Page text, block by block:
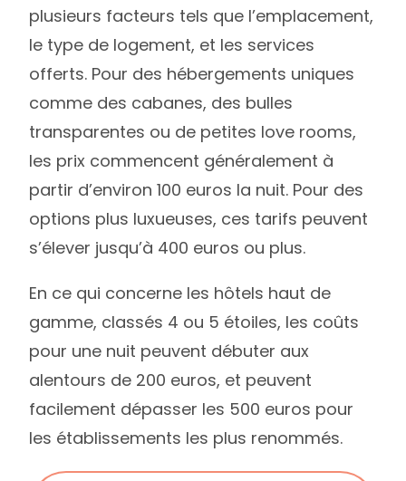
plusieurs facteurs tels que l’emplacement,
le type de logement, et les services
offerts. Pour des hébergements uniques
comme des cabanes, des bulles
transparentes ou de petites love rooms,
les prix commencent généralement à
partir d’environ 100 euros la nuit. Pour des
options plus luxueuses, ces tarifs peuvent
s’élever jusqu’à 400 euros ou plus.
En ce qui concerne les hôtels haut de
gamme, classés 4 ou 5 étoiles, les coûts
pour une nuit peuvent débuter aux
alentours de 200 euros, et peuvent
facilement dépasser les 500 euros pour
les établissements les plus renommés.
Newsletter